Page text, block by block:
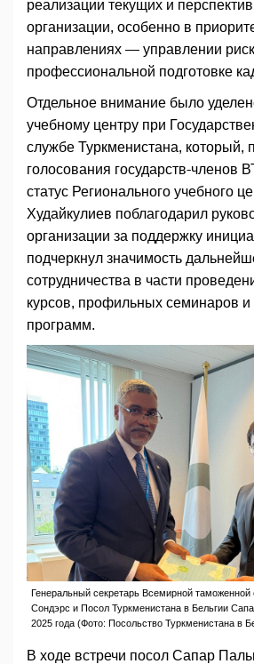
реализации текущих и
организации, особенно в
направлениях — управлении
профессиональной подготовке
Отдельное внимание было
учебному центру при
службе Туркменистана, который,
голосования государств-членов
статус Регионального учебного
Худайкулиев поблагодарил
организации за поддержку
подчеркнул значимость
сотрудничества в части
курсов, профильных семинаров и
программ.
Генеральный секретарь Всемирной
Сондэрс и Посол Туркменистана в Бельгии
2025 года (Фото: Посольство Туркменистана в
В ходе встречи посол Сапар